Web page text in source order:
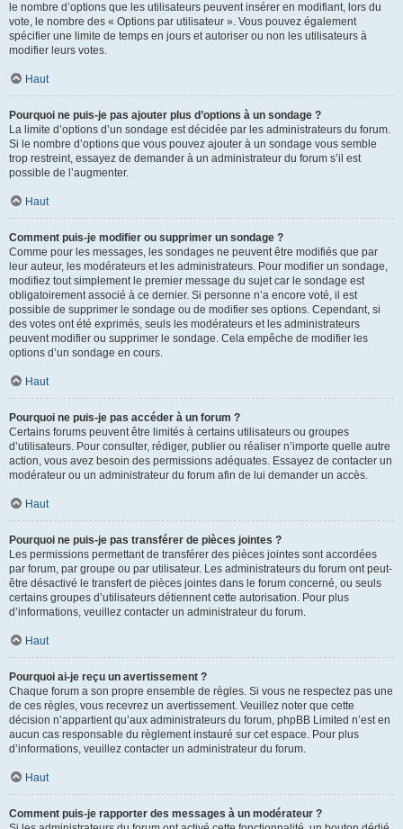
le nombre d’options que les utilisateurs peuvent insérer en modifiant, lors du
vote, le nombre des « Options par utilisateur ». Vous pouvez également
spécifier une limite de temps en jours et autoriser ou non les utilisateurs à
modifier leurs votes.
Haut
Pourquoi ne puis-je pas ajouter plus d’options à un sondage ?
La limite d’options d’un sondage est décidée par les administrateurs du forum.
Si le nombre d’options que vous pouvez ajouter à un sondage vous semble
trop restreint, essayez de demander à un administrateur du forum s’il est
possible de l’augmenter.
Haut
Comment puis-je modifier ou supprimer un sondage ?
Comme pour les messages, les sondages ne peuvent être modifiés que par
leur auteur, les modérateurs et les administrateurs. Pour modifier un sondage,
modifiez tout simplement le premier message du sujet car le sondage est
obligatoirement associé à ce dernier. Si personne n’a encore voté, il est
possible de supprimer le sondage ou de modifier ses options. Cependant, si
des votes ont été exprimés, seuls les modérateurs et les administrateurs
peuvent modifier ou supprimer le sondage. Cela empêche de modifier les
options d’un sondage en cours.
Haut
Pourquoi ne puis-je pas accéder à un forum ?
Certains forums peuvent être limités à certains utilisateurs ou groupes
d’utilisateurs. Pour consulter, rédiger, publier ou réaliser n’importe quelle autre
action, vous avez besoin des permissions adéquates. Essayez de contacter un
modérateur ou un administrateur du forum afin de lui demander un accès.
Haut
Pourquoi ne puis-je pas transférer de pièces jointes ?
Les permissions permettant de transférer des pièces jointes sont accordées
par forum, par groupe ou par utilisateur. Les administrateurs du forum ont peut-
être désactivé le transfert de pièces jointes dans le forum concerné, ou seuls
certains groupes d’utilisateurs détiennent cette autorisation. Pour plus
d’informations, veuillez contacter un administrateur du forum.
Haut
Pourquoi ai-je reçu un avertissement ?
Chaque forum a son propre ensemble de règles. Si vous ne respectez pas une
de ces règles, vous recevrez un avertissement. Veuillez noter que cette
décision n’appartient qu’aux administrateurs du forum, phpBB Limited n’est en
aucun cas responsable du règlement instauré sur cet espace. Pour plus
d’informations, veuillez contacter un administrateur du forum.
Haut
Comment puis-je rapporter des messages à un modérateur ?